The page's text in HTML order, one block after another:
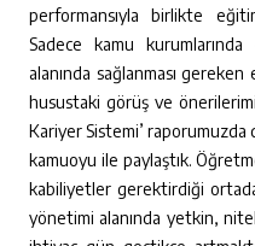
performansıyla birlikte
Sadece kamu
alanında sağlanması
husustaki görüş ve
Kariyer Sistemi’
kamuoyu ile paylaştık.
kabiliyetler gerektirdiği
yönetimi alanında yetkin,